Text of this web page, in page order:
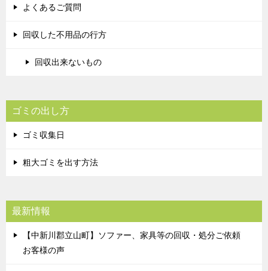
よくあるご質問
回収した不用品の行方
回収出来ないもの
ゴミの出し方
ゴミ収集日
粗大ゴミを出す方法
最新情報
【中新川郡立山町】ソファー、家具等の回収・処分ご依頼
お客様の声